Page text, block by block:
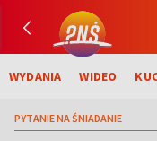
WYDANIA WIDEO
PYTANIE NA ŚNIADANIE